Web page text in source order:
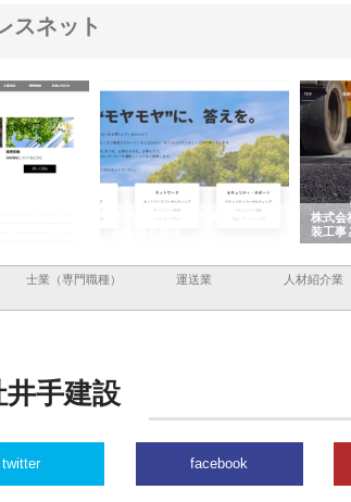
スネット
実した情報内
株式会社ＣＳＡの事業内容と強
株式会
装工事
士業（専門職種） 運送業 人材紹介業
手建設
twitter facebook